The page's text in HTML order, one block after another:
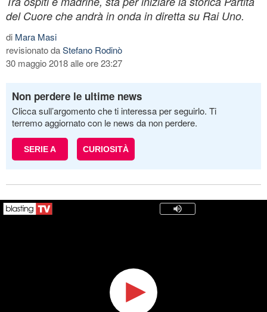
del Cuore che andrà in onda in diretta su Rai Uno.
di Mara Masi
revisionato daStefano Rodinò
30 maggio 2018 alle ore 23:27
Non perdere le ultime news
Clicca sull’argomento che ti interessa per seguirlo. Ti
terremo aggiornato con le news da non perdere.
SERIE A CURIOSITÀ